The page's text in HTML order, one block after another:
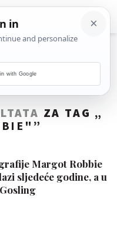
ZA TAG „
”
Margot Robbie
sljedeće godine, a u
with Google